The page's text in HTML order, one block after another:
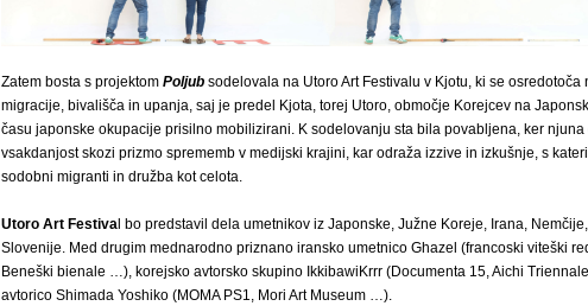
Zatem bosta s projektom Poljub sodelovala na Utoro Art Festivalu v Kjotu, ki se osredotoča
migracije, bivališča in upanja, saj je predel Kjota, torej Utoro, območje Korejcev na
času japonske okupacije prisilno mobilizirani. K sodelovanju sta bila povabljena, ker
vsakdanjost skozi prizmo sprememb v medijski krajini, kar odraža izzive in izkušnje, s
sodobni migranti in družba kot celota.
Utoro Art Festiva l bo predstavil dela umetnikov iz Japonske, Južne Koreje, Irana,
Slovenije. Med drugim mednarodno priznano iransko umetnico Ghazel (francoski viteški
Beneški bienale …), korejsko avtorsko skupino IkkibawiKrrr (Documenta 15, Aichi
avtorico Shimada Yoshiko (MOMA PS1, Mori Art Museum …).